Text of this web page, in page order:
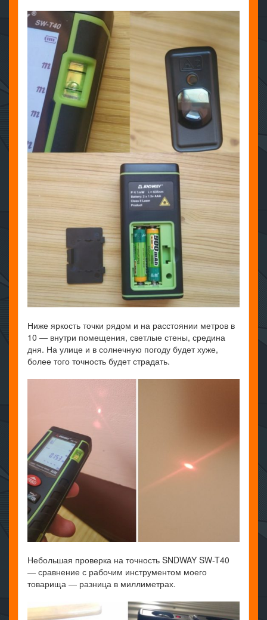
Ниже яркость точки рядом и на расстоянии метров в
10 — внутри помещения, светлые стены, средина
дня. На улице и в солнечную погоду будет хуже,
более того точность будет страдать.
Небольшая проверка на точность SNDWAY SW-T40
— сравнение с рабочим инструментом моего
товарища — разница в миллиметрах.